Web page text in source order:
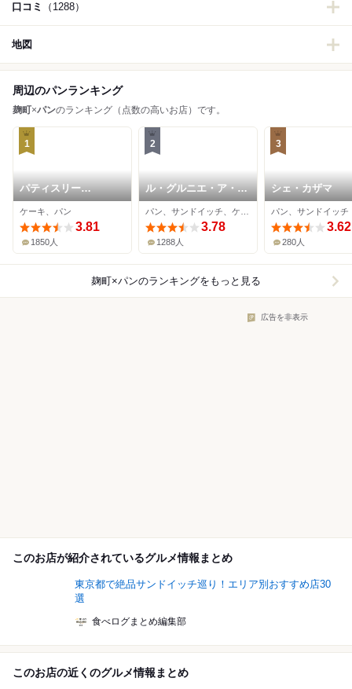
口コミ （1288）
地図
周辺のパンランキング
麹町×パンのランキング（点数の高いお店）です。
1
パティスリー
SATSUKI
ケーキ、パン
3.81
1850人
2
ル・グルニエ・ア・パ
ン 麹町店
3.78
1288人
3
シェ・カザマ
パン、サンドイッチ
3.62
280人
麹町×パンのランキングをもっと見る
広告を非表示
このお店が紹介されているグルメ情報まとめ
東京都で絶品サンドイッチ巡り！エリア別おすすめ店30
選
食べログまとめ編集部
このお店の近くのグルメ情報まとめ